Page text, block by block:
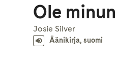
Ole minun
Josie Silver
Äänikirja, suomi